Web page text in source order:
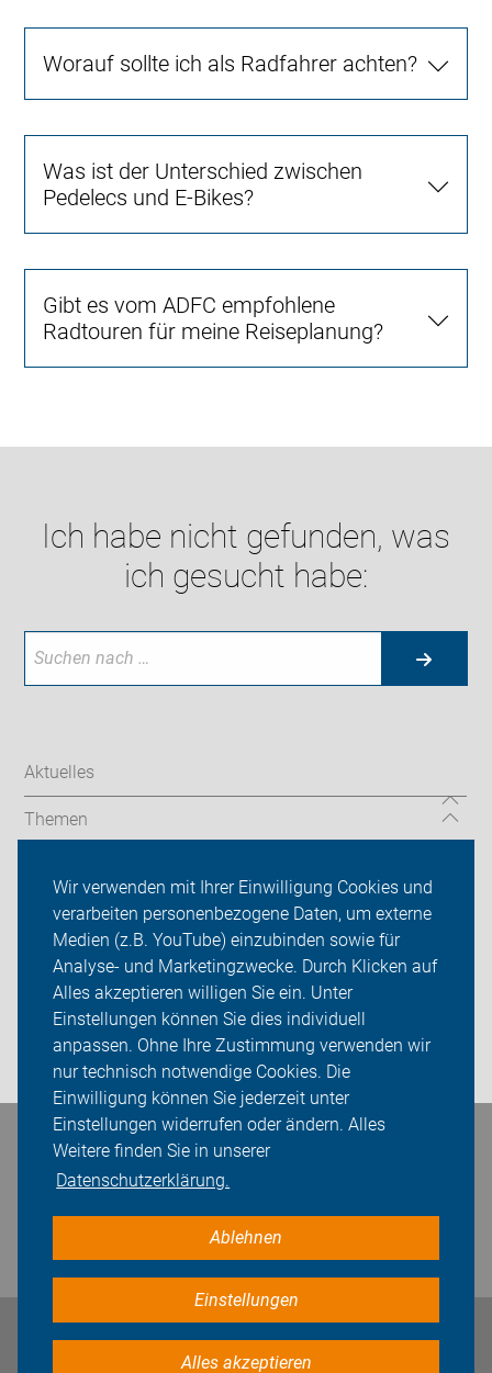
Wir verwenden mit Ihrer Einwilligung Cookies und
verarbeiten personenbezogene Daten, um externe
Medien (z.B. YouTube) einzubinden sowie für
Analyse- und Marketingzwecke. Durch Klicken auf
Alles akzeptieren willigen Sie ein. Unter
Einstellungen können Sie dies individuell
anpassen. Ohne Ihre Zustimmung verwenden wir
nur technisch notwendige Cookies. Die
Einwilligung können Sie jederzeit unter
Einstellungen widerrufen oder ändern. Alles
Weitere finden Sie in unserer
Datenschutzerklärung.
Ablehnen
Einstellungen
Alles akzeptieren
Worauf sollte ich als Radfahrer achten?
Was ist der Unterschied zwischen
Pedelecs und E-Bikes?
Gibt es vom ADFC empfohlene
Radtouren für meine Reiseplanung?
Ich habe nicht gefunden, was
ich gesucht habe:
Aktuelles
Themen
Über uns
Sei dabei
Presse
Login
Bleiben Sie in Kontakt